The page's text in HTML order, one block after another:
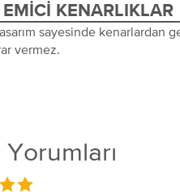
EMICI KENARLIKLAR
sayesinde kenarlardan
vermez.